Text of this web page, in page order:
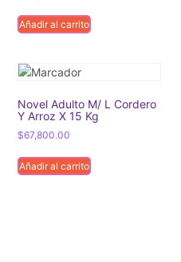
Añadir al carrito
Novel Adulto M/ L Cordero
Y Arroz X 15 Kg
$67,800.00
Añadir al carrito